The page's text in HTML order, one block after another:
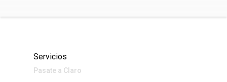
Servicios
Pasate a Claro